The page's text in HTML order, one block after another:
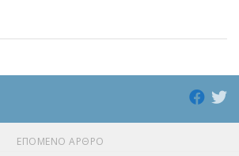
ΕΠΌΜΕΝΟ ΆΡΘΡΟ